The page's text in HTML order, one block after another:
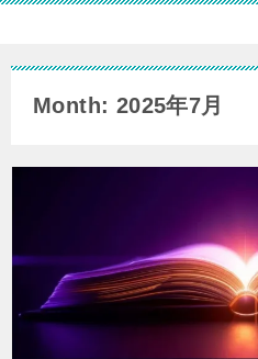
Month: 2025年7月